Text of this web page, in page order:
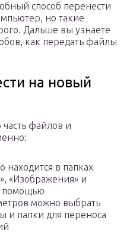
способ перенести
но такие
Дальше вы узнаете
как передать файлы
на новый
файлов и
находится в папках
«Изображения» и
помощью
можно выбрать
и папки для переноса